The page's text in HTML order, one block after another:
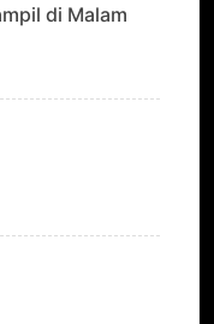
di Malam